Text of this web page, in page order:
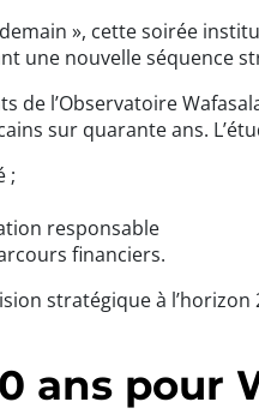
», cette soirée
une nouvelle séquence
l’Observatoire
sur quarante ans.
;
responsable
financiers.
stratégique à
ans pour